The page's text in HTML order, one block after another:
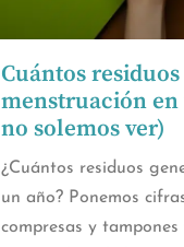
Cuántos
menstruación
no solemos ver)
¿Cuántos residuos
un año? Ponemos
compresas y